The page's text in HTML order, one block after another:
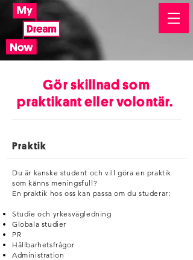
Gör skillnad som
praktikant eller volontär.
Praktik
Du är kanske student och vill göra en praktik
som känns meningsfull?
En praktik hos oss kan passa om du studerar:
Studie och yrkesvägledning
Globala studier
PR
Hållbarhetsfrågor
Administration